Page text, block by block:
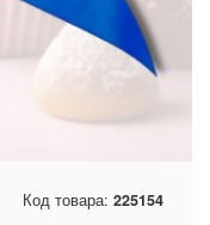
Код товара: 225154